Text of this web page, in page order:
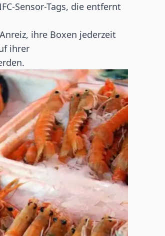
Sensor-Tags, die entfernt
ihre Boxen jederzeit
ihrer